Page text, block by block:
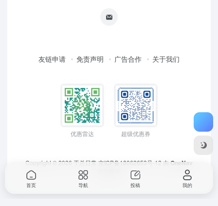
友链申请 免责声明 广告合作 关于我们
优惠雷达 超级优惠券
Copyright © 2026 于总日常 京ICP备18062653号-12 由 OneNav
首页 导航 投稿 我的